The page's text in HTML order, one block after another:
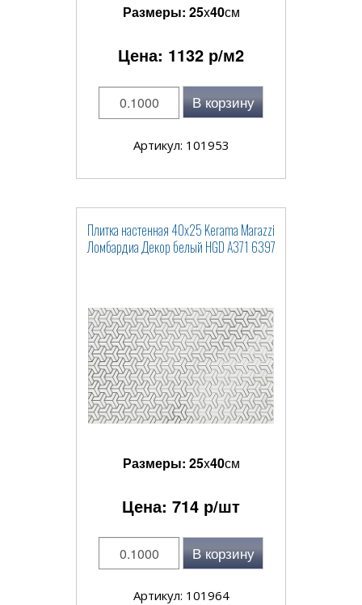
Размеры: 25x40см
Цена: 1132 р/м2
В корзину
Артикул: 101953
Плитка настенная 40x25 Kerama Marazzi
Ломбардиа Декор белый HGD A371 6397
Размеры: 25x40см
Цена: 714 р/шт
В корзину
Артикул: 101964